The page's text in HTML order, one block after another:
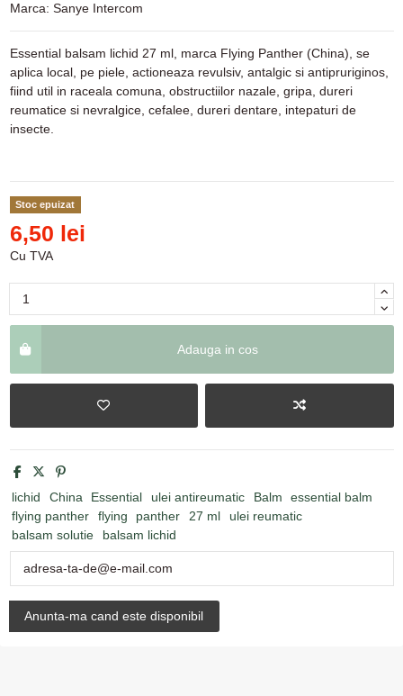
Marca: Sanye Intercom
Essential balsam lichid 27 ml, marca Flying Panther (China), se
aplica local, pe piele, actioneaza revulsiv, antalgic si antipruriginos,
fiind util in raceala comuna, obstructiilor nazale, gripa, dureri
reumatice si nevralgice, cefalee, dureri dentare, intepaturi de
insecte.
Stoc epuizat
6,50 lei
Cu TVA
Adauga in cos
lichid China Essential ulei antireumatic Balm
essential balm
flying panther
flying panther 27 ml
ulei reumatic
balsam solutie
balsam lichid